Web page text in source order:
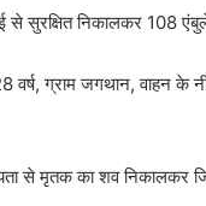
से सुरक्षित निकालकर 108
वर्ष, ग्राम जगथान, वाहन
से मृतक का शव निकालकर